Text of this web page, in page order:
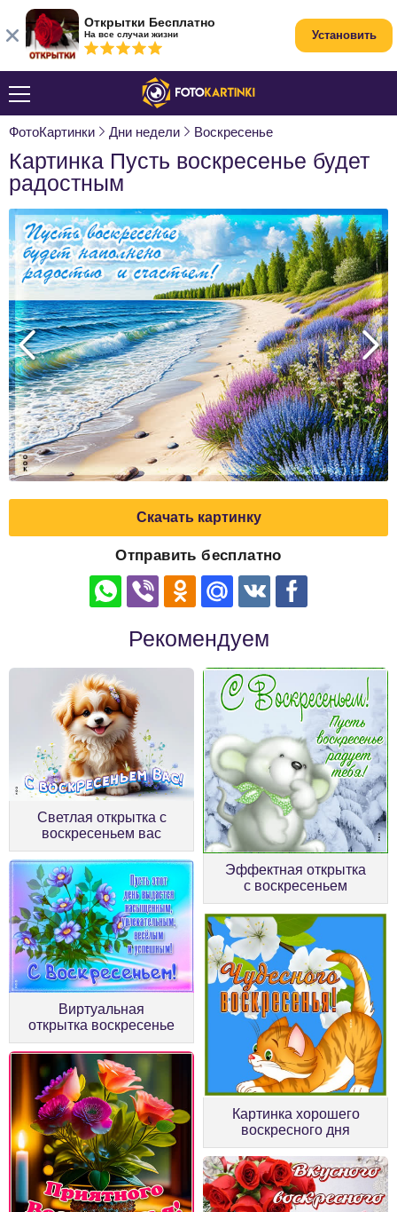
ФотоКартинки Дни недели Воскресенье
Картинка Пусть воскресенье будет
радостным
Скачать картинку
Отправить бесплатно
Рекомендуем
Светлая открытка с
воскресеньем вас
Эффектная открытка
с воскресеньем
Виртуальная
открытка воскресенье
Картинка хорошего
воскресного дня
Открытки Бесплатно
На все случаи жизни Установить